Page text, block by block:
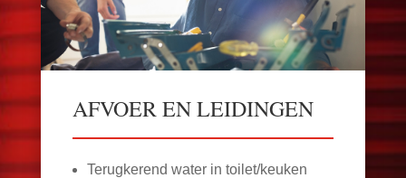
AFVOER EN LEIDINGEN
Terugkerend water in toilet/keuken